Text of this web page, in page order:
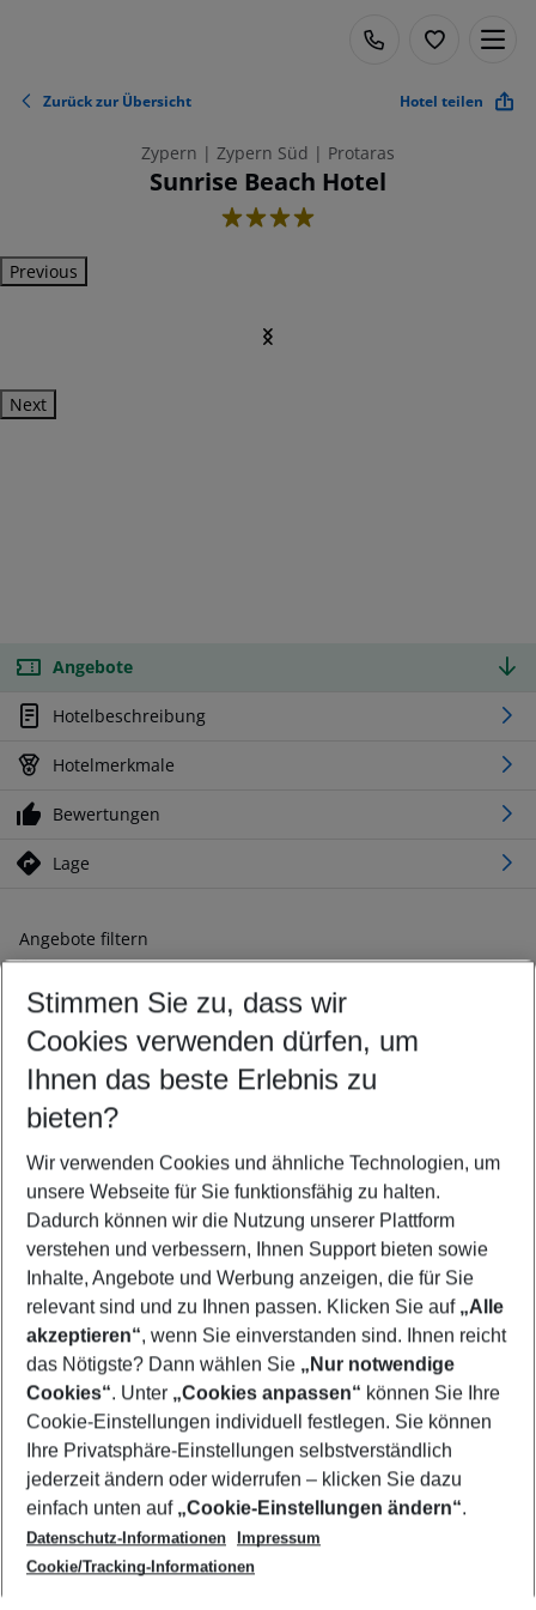
Zurück zur Übersicht Hotel teilen
Zypern | Zypern Süd | Protaras
Sunrise Beach Hotel
4
Previous
Next
Angebote
Hotelbeschreibung
Hotelmerkmale
Bewertungen
Lage
Angebote filtern
Ändern Sie Ihre Kriterien nach Ihren Wünschen
Abflughafen wählen
Beliebiger Abflughafen
Reisezeitraum wählen
11.08.26– 09.08.27 5-8 Nächte
2 Erwachsene Keine Kinder
Mehr Filter anzeigen
Footer
Footer navigation
Über uns
AGB
Cookie-Einstellungen ändern
Cookie-Richtlinie
Datenschutz
Service & Hilfe
Barrierefreies Reisen
Check-in
Folgen Sie uns
Stimmen Sie zu, dass wir
Cookies verwenden dürfen, um
Ihnen das beste Erlebnis zu
bieten?
Wir verwenden Cookies und ähnliche Technologien, um
unsere Webseite für Sie funktionsfähig zu halten.
Dadurch können wir die Nutzung unserer Plattform
verstehen und verbessern, Ihnen Support bieten sowie
Inhalte, Angebote und Werbung anzeigen, die für Sie
relevant sind und zu Ihnen passen. Klicken Sie auf „Alle
akzeptieren“, wenn Sie einverstanden sind. Ihnen reicht
das Nötigste? Dann wählen Sie „Nur notwendige
Cookies“. Unter „Cookies anpassen“ können Sie Ihre
Cookie-Einstellungen individuell festlegen. Sie können
Ihre Privatsphäre-Einstellungen selbstverständlich
jederzeit ändern oder widerrufen – klicken Sie dazu
einfach unten auf „Cookie-Einstellungen ändern“.
Datenschutz-Informationen
Impressum
Cookie/Tracking-Informationen